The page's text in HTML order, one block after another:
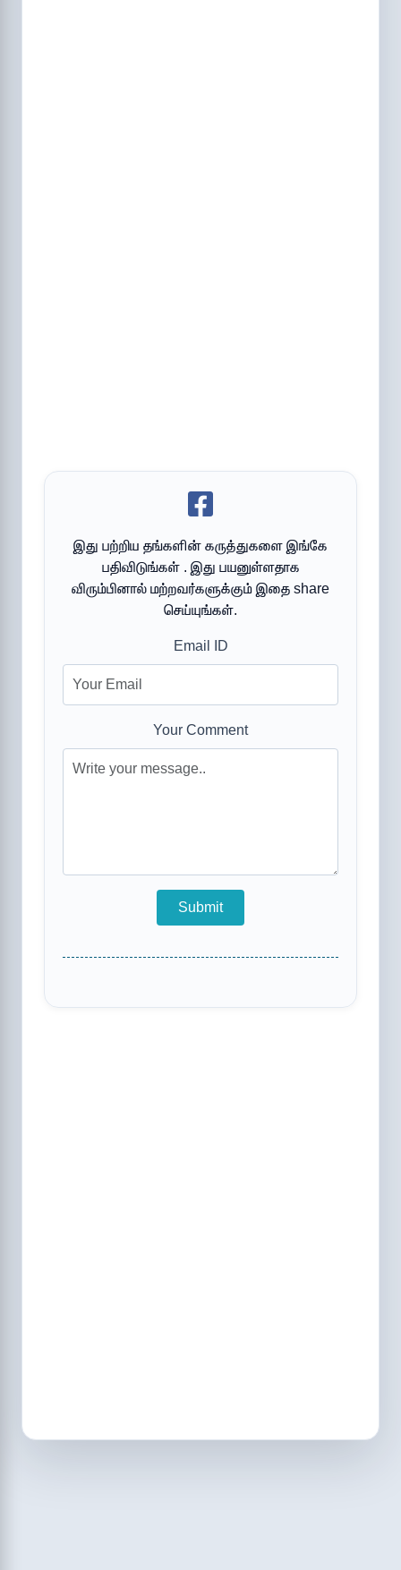
இது பற்றிய தங்களின் கருத்துகளை இங்கே
பதிவிடுங்கள் . இது பயனுள்ளதாக
விரும்பினால் மற்றவர்களுக்கும் இதை share
செய்யுங்கள்.
Email ID
Your Comment